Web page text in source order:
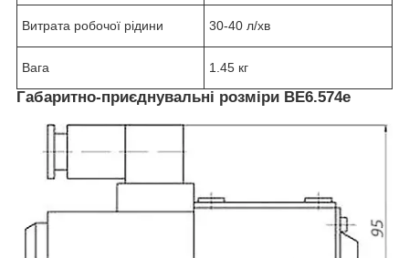
Витрата робочої рідини 30-40 л/хв
Вага 1.45 кг
Габаритно-приєднувальні розміри ВЕ6.574е